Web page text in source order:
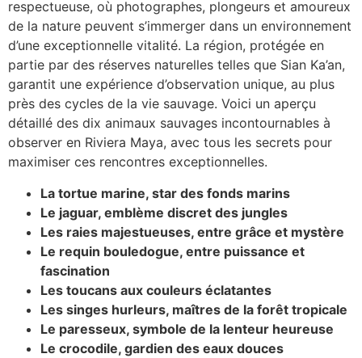
respectueuse, où photographes, plongeurs et amoureux
de la nature peuvent s’immerger dans un environnement
d’une exceptionnelle vitalité. La région, protégée en
partie par des réserves naturelles telles que Sian Ka’an,
garantit une expérience d’observation unique, au plus
près des cycles de la vie sauvage. Voici un aperçu
détaillé des dix animaux sauvages incontournables à
observer en Riviera Maya, avec tous les secrets pour
maximiser ces rencontres exceptionnelles.
La tortue marine, star des fonds marins
Le jaguar, emblème discret des jungles
Les raies majestueuses, entre grâce et mystère
Le requin bouledogue, entre puissance et
fascination
Les toucans aux couleurs éclatantes
Les singes hurleurs, maîtres de la forêt tropicale
Le paresseux, symbole de la lenteur heureuse
Le crocodile, gardien des eaux douces